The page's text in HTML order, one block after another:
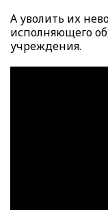
А уволить их
исполняющего
учреждения.